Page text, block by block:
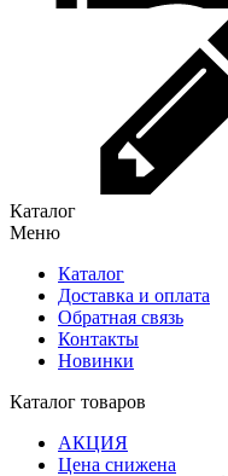
Каталог
Меню
Каталог
Доставка и оплата
Обратная связь
Контакты
Новинки
Каталог товаров
АКЦИЯ
Цена снижена